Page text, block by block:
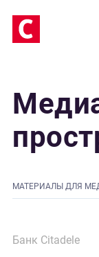
MАТЕРИАЛЫ ДЛЯ
Банк Citadele